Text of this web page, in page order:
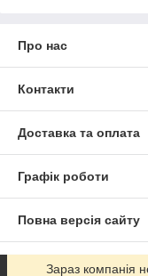
Про нас
Контакти
Доставка та оплата
Графік роботи
Повна версія сайту
Сайт створено на
Зараз компанія